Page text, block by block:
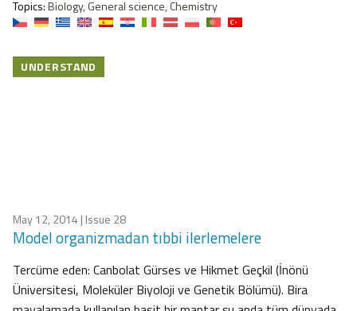
Topics:Biology, General science, Chemistry
UNDERSTAND
May 12, 2014 | Issue 28
Model organizmadan tıbbi ilerlemelere
Tercüme eden: Canbolat Gürses ve Hikmet Geçkil (İnönü
Üniversitesi, Moleküler Biyoloji ve Genetik Bölümü). Bira